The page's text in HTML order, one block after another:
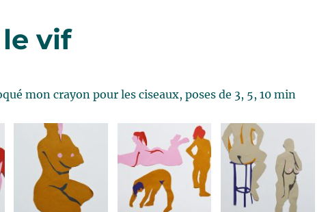
vif
mon crayon pour les ciseaux, poses de 3, 5, 10 min